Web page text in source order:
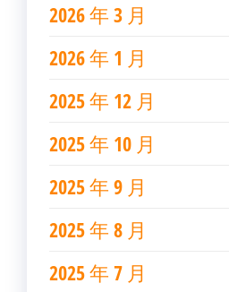
2026 年 3 月
2026 年 1 月
2025 年 12 月
2025 年 10 月
2025 年 9 月
2025 年 8 月
2025 年 7 月